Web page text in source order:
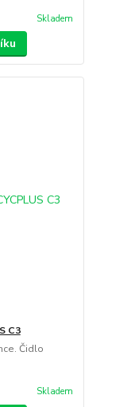
Skladem
C3
Čidlo
Skladem